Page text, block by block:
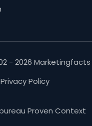
- 2026 Marketingfacts
Privacy Policy
Proven Context